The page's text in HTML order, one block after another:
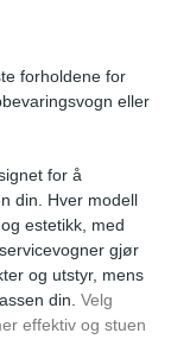
forholdene for
eller
for å
din. Hver modell
estetikk, med
gjør
og utstyr, mens
din. Velg
effektiv og stuen